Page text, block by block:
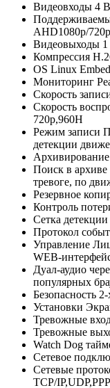
Видеовходы 4
AHD1080p/
Видеовыходы
Компрессия
OS Linux
Мониторинг
Скорость
Скорость
720p,960H
Режим записи
детекции
Поиск в
тревоге, по
Резервное
Контроль
Сетка
Протокол
Управление
WEB-
Дуал-аудио
популярных
Безопасность
Установки
Тревожные
Тревожные
Watch Dog
Сетевое
Сетевые
TCP/